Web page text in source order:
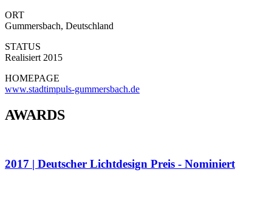
ORT
Gummersbach, Deutschland
STATUS
Realisiert 2015
HOMEPAGE
www.stadtimpuls-gummersbach.de
AWARDS
2017 | Deutscher Lichtdesign Preis - Nominiert